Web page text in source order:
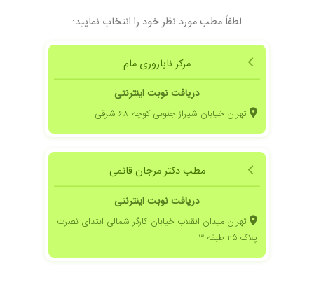
لطفاً مطب مورد نظر خود را انتخاب نمایید:
مرکز ناباروری مام
دریافت نوبت اینترنتی
تهران خیابان شیراز جنوبی کوچه ۶۸ شرقی
مطب دکتر مرجان قائمی
دریافت نوبت اینترنتی
تهران میدان انقلاب خیابان کارگر شمالی ابتدای نصرت
پلاک ۲۵ طبقه ۳